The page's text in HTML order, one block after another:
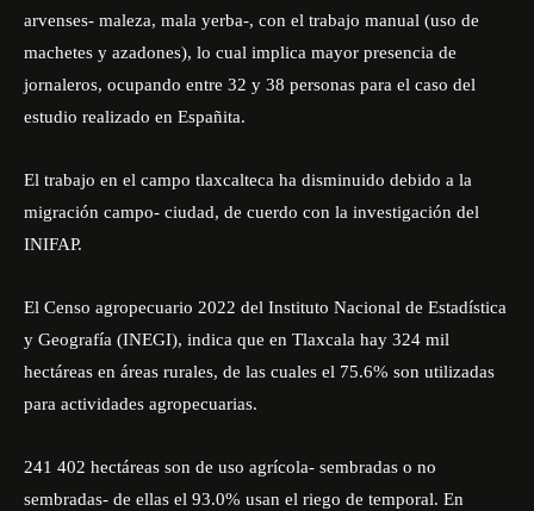
arvenses- maleza, mala yerba-, con el trabajo manual (uso de
machetes y azadones), lo cual implica mayor presencia de
jornaleros, ocupando entre 32 y 38 personas para el caso del
estudio realizado en Españita.
El trabajo en el campo tlaxcalteca ha disminuido debido a la
migración campo- ciudad, de cuerdo con la investigación del
INIFAP.
El Censo agropecuario 2022 del Instituto Nacional de Estadística
y Geografía (INEGI), indica que en Tlaxcala hay 324 mil
hectáreas en áreas rurales, de las cuales el 75.6% son utilizadas
para actividades agropecuarias.
241 402 hectáreas son de uso agrícola- sembradas o no
sembradas- de ellas el 93.0% usan el riego de temporal. En